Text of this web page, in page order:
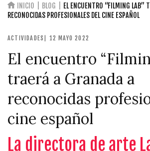
INICIO BLOG
EL ENCUENTRO “FILMING LAB”
RECONOCIDAS PROFESIONALES DEL CINE ESPAÑOL
ACTIVIDADES | 12 MAYO 2022
El encuentro
traerá a Granada a
reconocidas
cine español
La directora de arte